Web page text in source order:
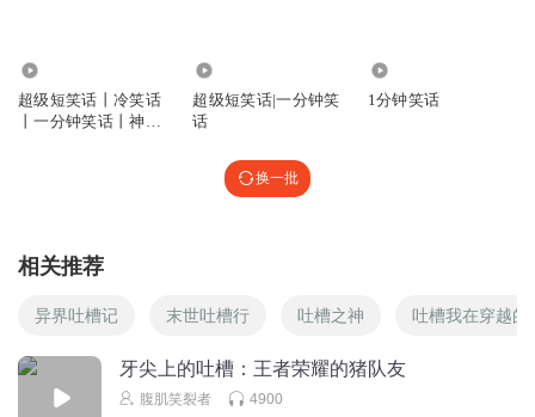
她上卫生间时发现天亮了，还得上班，也就是说她一宿没
睡，哈哈(♥ω♥ ) ~♪
哈哈😄😄😄😄😄😄😄😄😄😄😄😄😄😄😄😄
😄😄😄😄😄😄😄😄😄😄😄😄😄😄😄😄😄😄😄😄😄😄😄😄😄😄😄
😄😄😄😄😄😄😄😄😄😄😄😄😄😄😄😄😄😄😄😄😄😄😄😄😄😄😄
一袭旧袍烟雨中
超级短笑话丨冷笑话
丨一分钟笑话丨神回
超级短笑话|一分钟笑
话
1分钟笑话
换一批
相关推荐
异界吐槽记 末世吐槽行 吐槽之神 吐槽我在穿越的
牙尖上的吐槽：王者荣耀的猪队友
腹肌笑裂者 4900